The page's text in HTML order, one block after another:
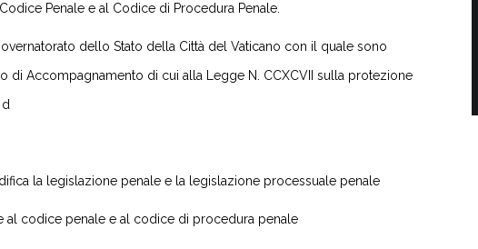
Penale e al Codice di Procedura Penale.
dello Stato della Città del Vaticano con il quale sono
di Accompagnamento di cui alla Legge N. CCXCVII sulla protezione
la legislazione penale e la legislazione processuale penale
al codice penale e al codice di procedura penale